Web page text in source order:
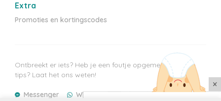
Extra
Promoties en kortingscodes
Ontbreekt er iets? Heb je een foutje opgemerkt? Heb je
tips? Laat het ons weten!
Messenger WhatsApp E-mail
×